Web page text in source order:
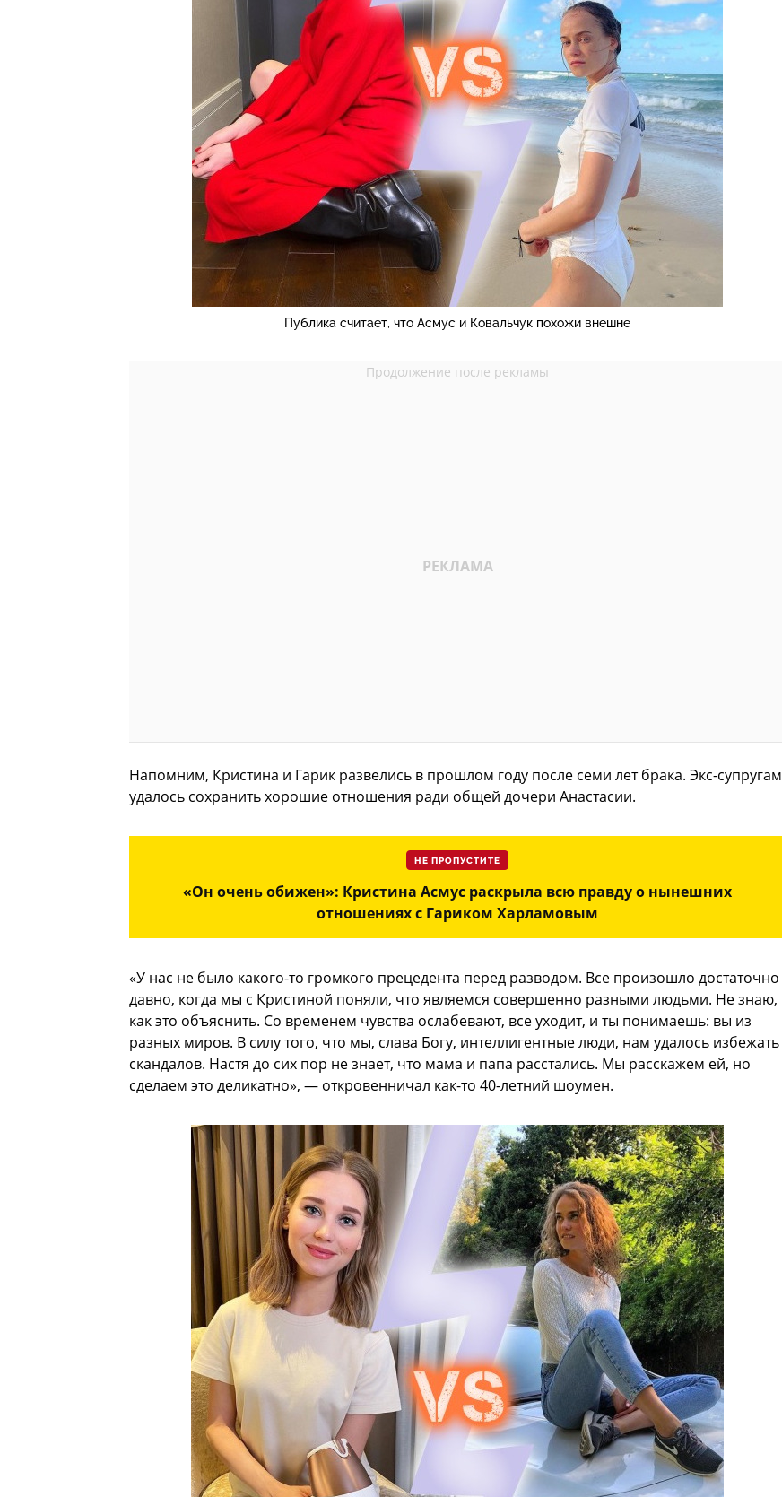
Публика считает, что Асмус и Ковальчук похожи внешне
Напомним, Кристина и Гарик развелись в прошлом году после семи лет брака. Экс-супругам
удалось сохранить хорошие отношения ради общей дочери Анастасии.
НЕ ПРОПУСТИТЕ
«Он очень обижен»: Кристина Асмус раскрыла всю правду о нынешних
отношениях с Гариком Харламовым
«У нас не было какого-то громкого прецедента перед разводом. Все произошло достаточно
давно, когда мы с Кристиной поняли, что являемся совершенно разными людьми. Не знаю,
как это объяснить. Со временем чувства ослабевают, все уходит, и ты понимаешь: вы из
разных миров. В силу того, что мы, слава Богу, интеллигентные люди, нам удалось избежать
скандалов. Настя до сих пор не знает, что мама и папа расстались. Мы расскажем ей, но
сделаем это деликатно», — откровенничал как-то 40-летний шоумен.